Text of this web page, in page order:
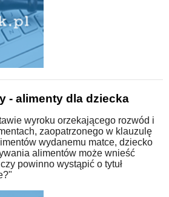
- alimenty dla dziecka
wyroku orzekającego rozwód i
zaopatrzonego w klauzulę
wydanemu matce, dziecko
alimentów może wnieść
powinno wystąpić o tytuł